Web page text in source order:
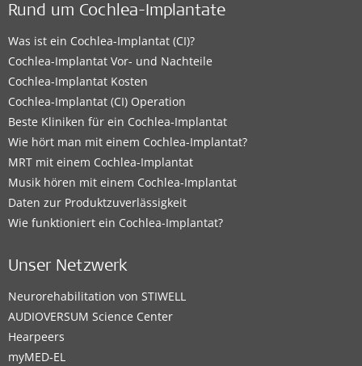
Rund um Cochlea-Implantate
Was ist ein Cochlea-Implantat (CI)?
Cochlea-Implantat Vor- und Nachteile
Cochlea-Implantat Kosten
Cochlea-Implantat (CI) Operation
Beste Kliniken für ein Cochlea-Implantat
Wie hört man mit einem Cochlea-Implantat?
MRT mit einem Cochlea-Implantat
Musik hören mit einem Cochlea-Implantat
Daten zur Produktzuverlässigkeit
Wie funktioniert ein Cochlea-Implantat?
Unser Netzwerk
Neurorehabilitation von STIWELL
AUDIOVERSUM Science Center
Hearpeers
myMED‑EL